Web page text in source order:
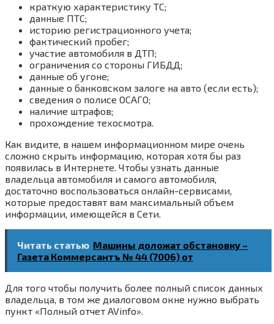
краткую характеристику ТС;
данные ПТС;
историю регистрационного учета;
фактический пробег;
участие автомобиля в ДТП;
ограничения со стороны ГИБДД;
данные об угоне;
данные о банковском залоге на авто (если есть);
сведения о полисе ОСАГО;
наличие штрафов;
прохождение техосмотра.
Как видите, в нашем информационном мире очень
сложно скрыть информацию, которая хотя бы раз
появилась в Интернете. Чтобы узнать данные
владельца автомобиля и самого автомобиля,
достаточно воспользоваться онлайн-сервисами,
которые предоставят вам максимальный объем
информации, имеющейся в Сети.
Читать статью Машины доложат обстановку –
Газета Коммерсантъ № 44 (7006) от
Для того чтобы получить более полный список данных
владельца, в том же диалоговом окне нужно выбрать
пункт «Полный отчет AVinfo».